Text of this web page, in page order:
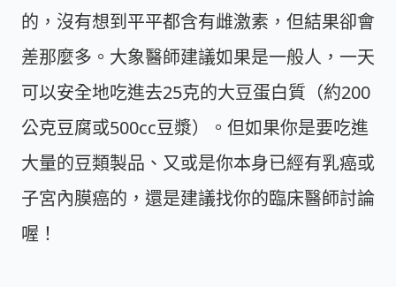
的，沒有想到平平都含有雌激素，但結果卻會
差那麼多。大象醫師建議如果是一般人，一天
可以安全地吃進去25克的大豆蛋白質（約200
公克豆腐或500cc豆漿）。但如果你是要吃進
大量的豆類製品、又或是你本身已經有乳癌或
子宮內膜癌的，還是建議找你的臨床醫師討論
喔！